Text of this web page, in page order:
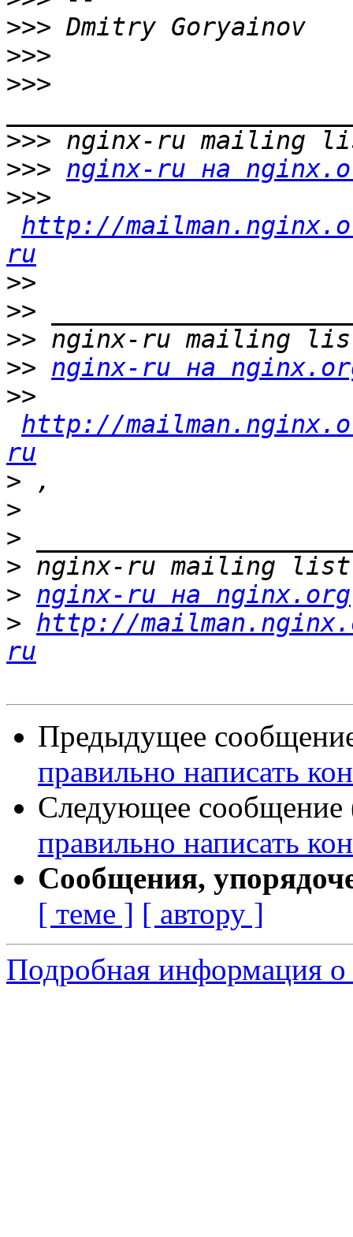
>>>
>>>
>>>
>>>
>>> nginx-ru на
>>>
http://
ru
>>
>>
>>
>> nginx-ru на
>>
http://
ru
>
>
>
>
> nginx-ru на nginx.org
> http://
ru
Предыдущее
правильно написать
Следующее сообщение
правильно написать
Сообщения,
[ теме ] [ автору ]
Подробная информация